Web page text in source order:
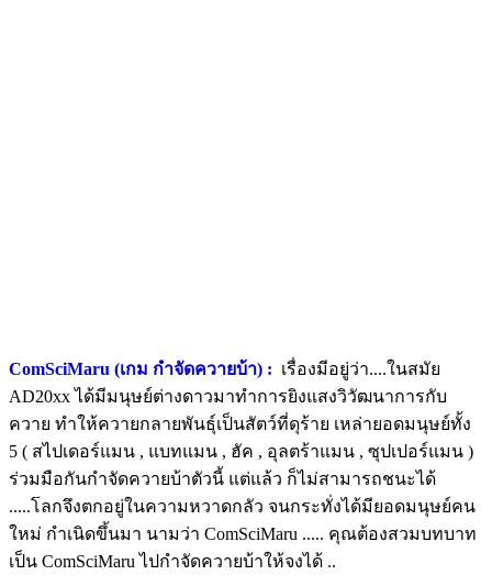
ComSciMaru (เกม กำจัดควายบ้า) : เรื่องมีอยู่ว่า....ในสมัย
AD20xx ได้มีมนุษย์ต่างดาวมาทำการยิงแสงวิวัฒนาการกับ
ควาย ทำให้ควายกลายพันธุ์เป็นสัตว์ที่ดุร้าย เหล่ายอดมนุษย์ทั้ง
5 ( สไปเดอร์แมน , แบทแมน , ฮัค , อุลตร้าแมน , ซุปเปอร์แมน )
ร่วมมือกันกำจัดควายบ้าตัวนี้ แต่แล้ว ก็ไม่สามารถชนะได้
.....โลกจึงตกอยู่ในความหวาดกลัว จนกระทั่งได้มียอดมนุษย์คน
ใหม่ กำเนิดขึ้นมา นามว่า ComSciMaru ..... คุณต้องสวมบทบาท
เป็น ComSciMaru ไปกำจัดควายบ้าให้จงได้ ..